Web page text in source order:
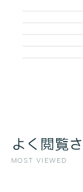
よく閲覧
MOST VIEWED